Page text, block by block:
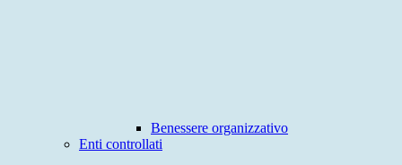
Benessere organizzativo
Enti controllati